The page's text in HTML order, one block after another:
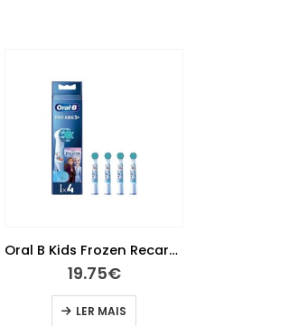
Oral B Kids Frozen Recarga Escova Elétrica X4
19.75€
LER MAIS